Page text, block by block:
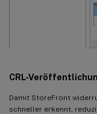
CRL-
Damit StoreFront
schneller erkennt,